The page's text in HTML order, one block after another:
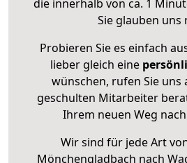
die innerhalb von ca. 1
Sie glauben uns
Probieren Sie es einfach
lieber gleich eine
wünschen, rufen Sie uns
geschulten Mitarbeiter
Ihrem neuen Weg
Wir sind für jede Art
Mönchengladbach nach